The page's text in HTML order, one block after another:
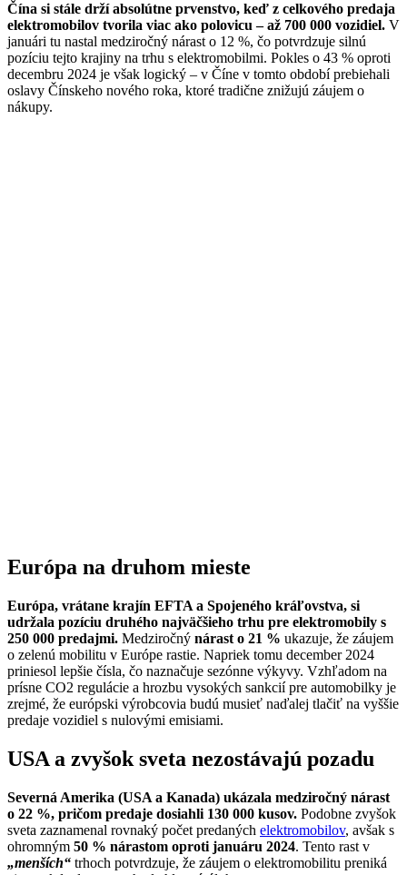
Čína si stále drží absolútne prvenstvo, keď z celkového predaja
elektromobilov tvorila viac ako polovicu – až 700 000 vozidiel. V
januári tu nastal medziročný nárast o 12 %, čo potvrdzuje silnú
pozíciu tejto krajiny na trhu s elektromobilmi. Pokles o 43 % oproti
decembru 2024 je však logický – v Číne v tomto období prebiehali
oslavy Čínskeho nového roka, ktoré tradične znižujú záujem o
nákupy.
Európa na druhom mieste
Európa, vrátane krajín EFTA a Spojeného kráľovstva, si
udržala pozíciu druhého najväčšieho trhu pre elektromobily s
250 000 predajmi. Medziročný nárast o 21 % ukazuje, že záujem
o zelenú mobilitu v Európe rastie. Napriek tomu december 2024
priniesol lepšie čísla, čo naznačuje sezónne výkyvy. Vzhľadom na
prísne CO2 regulácie a hrozbu vysokých sankcií pre automobilky je
zrejmé, že európski výrobcovia budú musieť naďalej tlačiť na vyššie
predaje vozidiel s nulovými emisiami.
USA a zvyšok sveta nezostávajú pozadu
Severná Amerika (USA a Kanada) ukázala medziročný nárast
o 22 %, pričom predaje dosiahli 130 000 kusov. Podobne zvyšok
sveta zaznamenal rovnaký počet predaných elektromobilov, avšak s
ohromným 50 % nárastom oproti januáru 2024. Tento rast v
„menších“ trhoch potvrdzuje, že záujem o elektromobilitu preniká